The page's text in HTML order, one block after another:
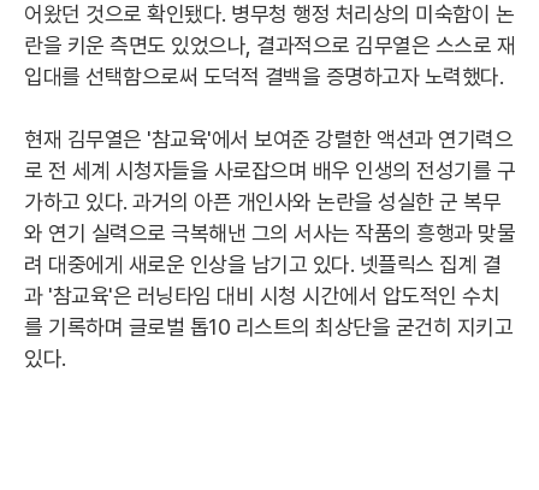
어왔던 것으로 확인됐다. 병무청 행정 처리상의 미숙함이 논
란을 키운 측면도 있었으나, 결과적으로 김무열은 스스로 재
입대를 선택함으로써 도덕적 결백을 증명하고자 노력했다.
현재 김무열은 '참교육'에서 보여준 강렬한 액션과 연기력으
로 전 세계 시청자들을 사로잡으며 배우 인생의 전성기를 구
가하고 있다. 과거의 아픈 개인사와 논란을 성실한 군 복무
와 연기 실력으로 극복해낸 그의 서사는 작품의 흥행과 맞물
려 대중에게 새로운 인상을 남기고 있다. 넷플릭스 집계 결
과 '참교육'은 러닝타임 대비 시청 시간에서 압도적인 수치
를 기록하며 글로벌 톱10 리스트의 최상단을 굳건히 지키고
있다.